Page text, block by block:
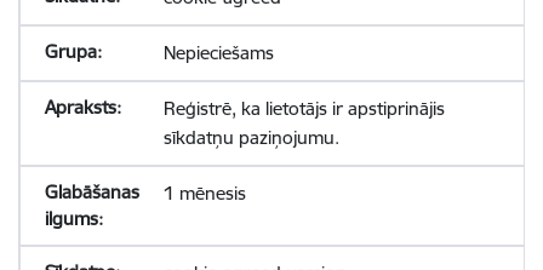
Nepieciešams
Reģistrē, ka lietotājs ir apstiprinājis
sīkdatņu paziņojumu.
1 mēnesis